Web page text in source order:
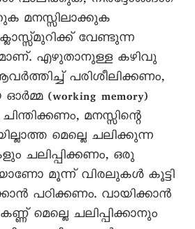
മനസ്സിലാക്കുക
വേണ്ടുന്ന
എഴുതാനുള്ള കഴിവു
പരിശീലിക്കണം,
(working memory)
മനസ്സിന്റെ
മെല്ലെ ചലിക്കുന്ന
ചലിപ്പിക്കണം, ഒരു
മൂന്ന് വിരലുകൾ കൂട്ടി
പഠിക്കണം. വായിക്കാൻ
മെല്ലെ ചലിപ്പിക്കാനും